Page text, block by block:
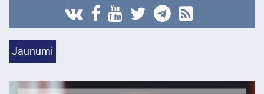
Jaunumi